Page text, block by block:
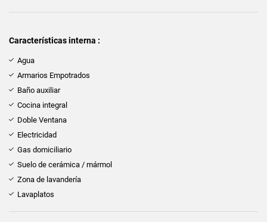
Características interna :
Agua
Armarios Empotrados
Baño auxiliar
Cocina integral
Doble Ventana
Electricidad
Gas domiciliario
Suelo de cerámica / mármol
Zona de lavandería
Lavaplatos